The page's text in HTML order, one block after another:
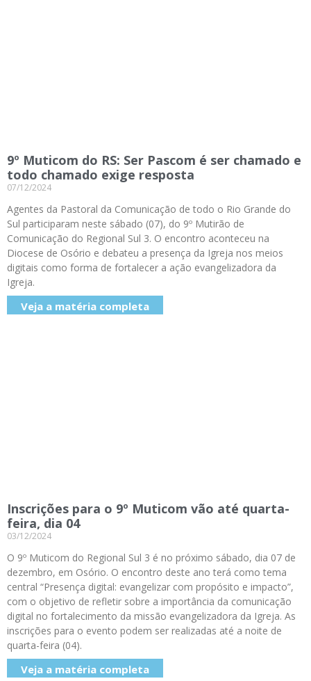
9º Muticom do RS: Ser Pascom é ser chamado e
todo chamado exige resposta
07/12/2024
Agentes da Pastoral da Comunicação de todo o Rio Grande do
Sul participaram neste sábado (07), do 9º Mutirão de
Comunicação do Regional Sul 3. O encontro aconteceu na
Diocese de Osório e debateu a presença da Igreja nos meios
digitais como forma de fortalecer a ação evangelizadora da
Igreja.
Veja a matéria completa
Inscrições para o 9º Muticom vão até quarta-
feira, dia 04
03/12/2024
O 9º Muticom do Regional Sul 3 é no próximo sábado, dia 07 de
dezembro, em Osório. O encontro deste ano terá como tema
central “Presença digital: evangelizar com propósito e impacto”,
com o objetivo de refletir sobre a importância da comunicação
digital no fortalecimento da missão evangelizadora da Igreja. As
inscrições para o evento podem ser realizadas até a noite de
quarta-feira (04).
Veja a matéria completa